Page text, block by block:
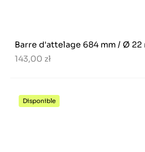
Barre d'attelage 684 mm / Ø 22
143,00 zł
Disponible